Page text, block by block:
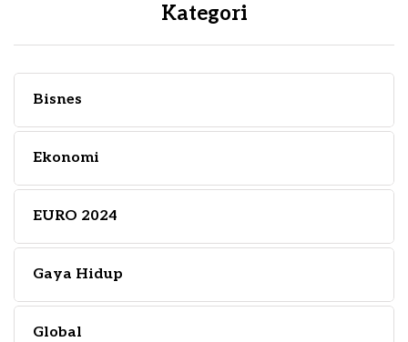
Kategori
Bisnes
Ekonomi
EURO 2024
Gaya Hidup
Global